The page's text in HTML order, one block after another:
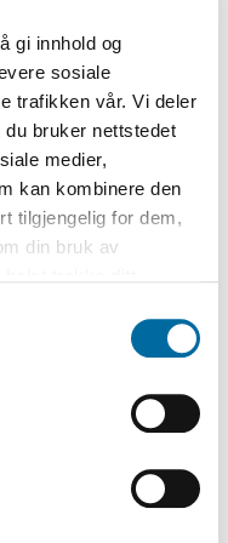
gi innhold og
sosiale
trafikken vår. Vi deler
bruker nettstedet
medier,
kan kombinere den
tilgjengelig for dem,
din bruk av
forfattere
sine lesere.
Garborg. Han
allerede i 1916.
Mai, hvor
redaktør, var det
Garborg og
Olav Midttun,
framfor
folk.
ble tatt opp i